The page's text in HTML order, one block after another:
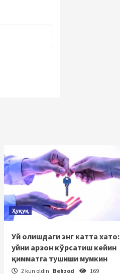
Ҳуқуқ
Уй олишдаги энг катта хато:
уйни арзон кўрсатиш кейин
қимматга тушиши мумкин
2 kun oldin Behzod 169